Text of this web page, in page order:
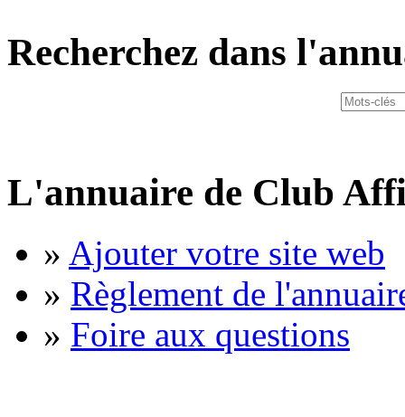
Recherchez dans
L'annuaire de Club
» Ajouter votre site web
» Règlement de
» Foire aux questions